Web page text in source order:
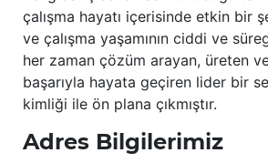
çalışma hayatı içerisinde etkin bir
ve çalışma yaşamının ciddi ve
her zaman çözüm arayan, üreten
başarıyla hayata geçiren lider bir
kimliği ile ön plana çıkmıştır.
Adres Bilgilerimiz